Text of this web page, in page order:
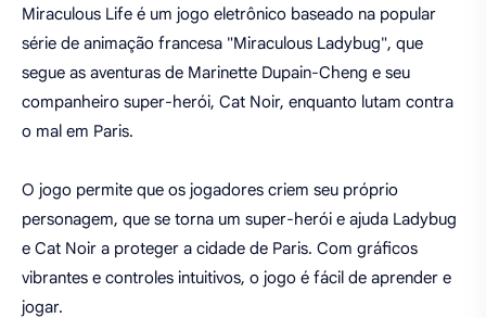
Miraculous Life é um jogo eletrônico baseado na popular
série de animação francesa "Miraculous Ladybug", que
segue as aventuras de Marinette Dupain-Cheng e seu
companheiro super-herói, Cat Noir, enquanto lutam contra
o mal em Paris.
O jogo permite que os jogadores criem seu próprio
personagem, que se torna um super-herói e ajuda Ladybug
e Cat Noir a proteger a cidade de Paris. Com gráficos
vibrantes e controles intuitivos, o jogo é fácil de aprender e
jogar.